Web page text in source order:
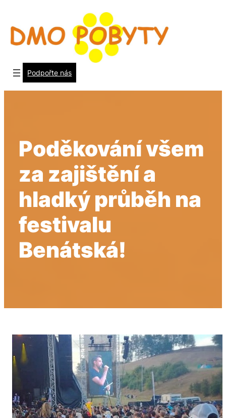
obsah
Podpořte nás
Poděkování všem
za zajištění a
hladký průběh na
festivalu
Benátská!